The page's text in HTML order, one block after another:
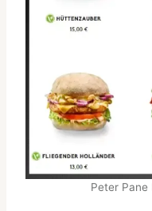
Peter Pane